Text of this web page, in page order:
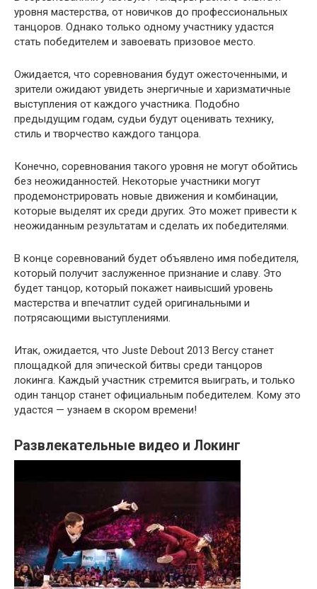
уровня мастерства, от новичков до профессиональных
танцоров. Однако только одному участнику удастся
стать победителем и завоевать призовое место.
Ожидается, что соревнования будут ожесточенными, и
зрители ожидают увидеть энергичные и харизматичные
выступления от каждого участника. Подобно
предыдущим годам, судьи будут оценивать технику,
стиль и творчество каждого танцора.
Конечно, соревнования такого уровня не могут обойтись
без неожиданностей. Некоторые участники могут
продемонстрировать новые движения и комбинации,
которые выделят их среди других. Это может привести к
неожиданным результатам и сделать их победителями.
В конце соревнований будет объявлено имя победителя,
который получит заслуженное признание и славу. Это
будет танцор, который покажет наивысший уровень
мастерства и впечатлит судей оригинальными и
потрясающими выступлениями.
Итак, ожидается, что Juste Debout 2013 Bercy станет
площадкой для эпической битвы среди танцоров
локинга. Каждый участник стремится выиграть, и только
один танцор станет официальным победителем. Кому это
удастся — узнаем в скором времени!
Развлекательные видео и Локинг